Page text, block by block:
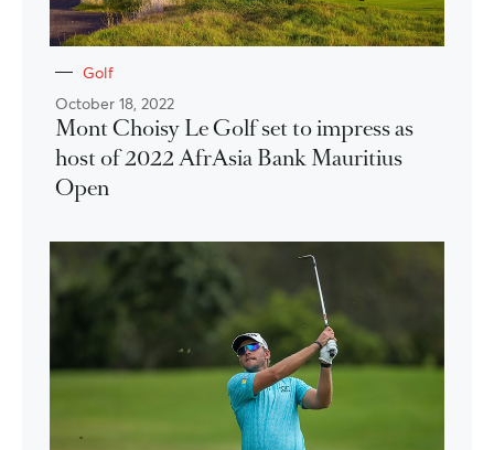
Golf
October 18, 2022
Mont Choisy Le Golf set to impress as
host of 2022 AfrAsia Bank Mauritius
Open